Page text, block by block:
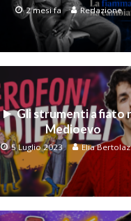
2 mesi fa Redazione
Gli strumenti a fiato
Medioevo
5 Luglio 2023 Elia